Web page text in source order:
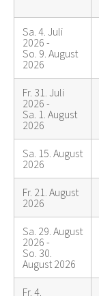
Sa. 4. Juli
2026 -
So. 9. August
2026
Fr. 31. Juli
2026 -
Sa. 1. August
2026
Sa. 15. August
2026
Fr. 21. August
2026
Sa. 29. August
2026 -
So. 30.
August 2026
Fr. 4.